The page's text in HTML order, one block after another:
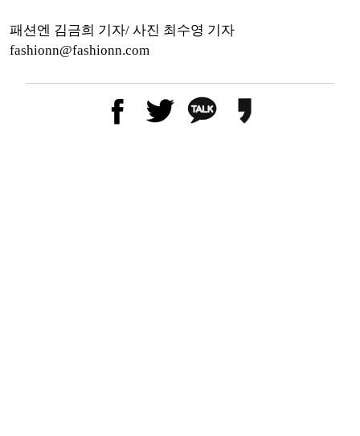
패션엔 김금희 기자/ 사진 최수영 기자
fashionn@fashionn.com